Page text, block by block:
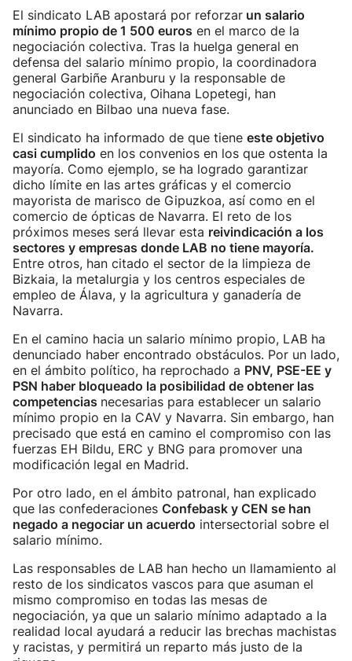
El sindicato LAB apostará por reforzar un salario
mínimo propio de 1 500 euros en el marco de la
negociación colectiva. Tras la huelga general en
defensa del salario mínimo propio, la coordinadora
general Garbiñe Aranburu y la responsable de
negociación colectiva, Oihana Lopetegi, han
anunciado en Bilbao una nueva fase.
El sindicato ha informado de que tiene este objetivo
casi cumplido en los convenios en los que ostenta la
mayoría. Como ejemplo, se ha logrado garantizar
dicho límite en las artes gráficas y el comercio
mayorista de marisco de Gipuzkoa, así como en el
comercio de ópticas de Navarra. El reto de los
próximos meses será llevar esta reivindicación a los
sectores y empresas donde LAB no tiene mayoría.
Entre otros, han citado el sector de la limpieza de
Bizkaia, la metalurgia y los centros especiales de
empleo de Álava, y la agricultura y ganadería de
Navarra.
En el camino hacia un salario mínimo propio, LAB ha
denunciado haber encontrado obstáculos. Por un lado,
en el ámbito político, ha reprochado a PNV, PSE-EE y
PSN haber bloqueado la posibilidad de obtener las
competencias necesarias para establecer un salario
mínimo propio en la CAV y Navarra. Sin embargo, han
precisado que está en camino el compromiso con las
fuerzas EH Bildu, ERC y BNG para promover una
modificación legal en Madrid.
Por otro lado, en el ámbito patronal, han explicado
que las confederaciones Confebask y CEN se han
negado a negociar un acuerdo intersectorial sobre el
salario mínimo.
Las responsables de LAB han hecho un llamamiento al
resto de los sindicatos vascos para que asuman el
mismo compromiso en todas las mesas de
negociación, ya que un salario mínimo adaptado a la
realidad local ayudará a reducir las brechas machistas
y racistas, y permitirá un reparto más justo de la